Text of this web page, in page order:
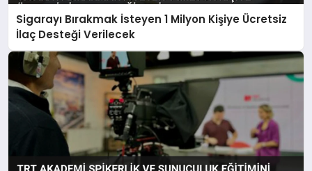
Sigarayı Bırakmak İsteyen 1 Milyon Kişiye Ücretsiz
İlaç Desteği Verilecek